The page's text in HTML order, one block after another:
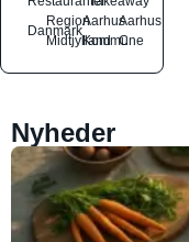
Danmark
Region
Midtjylland
Aarhus
Kommune
Aarhus
C
Nyheder